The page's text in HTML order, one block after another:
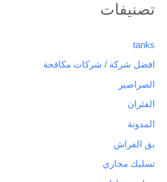
تصنيفات
tanks
افضل شركة / شركات مكافحة
الصراصير
الفئران
المدونة
بق الفراش
تسليك مجاري